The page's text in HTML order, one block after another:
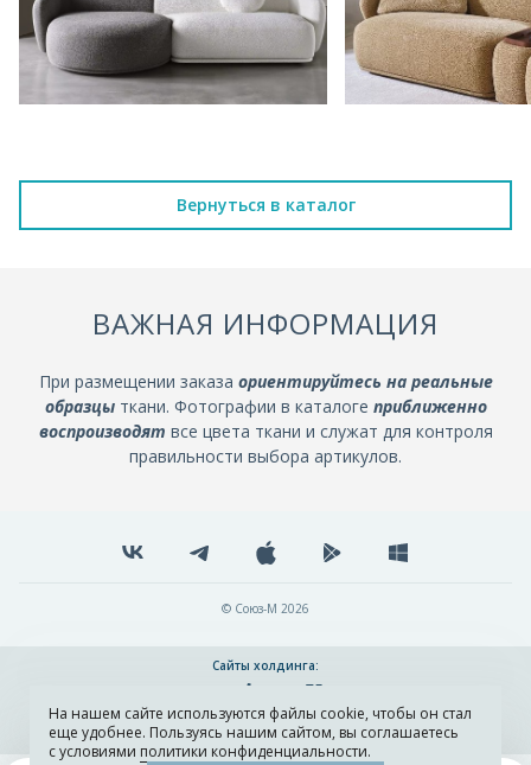
Вернуться в каталог
ВАЖНАЯ ИНФОРМАЦИЯ
При размещении заказа ориентируйтесь на реальные
образцыткани. Фотографии в каталоге приближенно
воспроизводят все цвета ткани и служат для контроля
правильности выбора артикулов.
© Союз-М 2026
Сайты холдинга:
Разработка и поддержка сайта ADN
На нашем сайте используются файлы cookie, чтобы он стал
еще удобнее. Пользуясь нашим сайтом, вы соглашаетесь
с условиями политики конфиденциальности.